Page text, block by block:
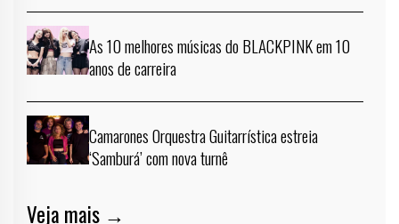
As 10 melhores músicas do BLACKPINK em 10
anos de carreira
Camarones Orquestra Guitarrística estreia
‘Samburá’ com nova turnê
Veja mais →